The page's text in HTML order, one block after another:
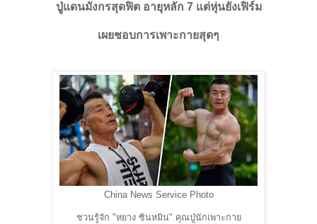
ปู่แดนมังกรสุดฟิต อายุหลัก 7 แต่หุ่นยังเฟิร์ม
เผยชอบการเพาะกายสุดๆ
China News Service Photo
ชวนรู้จัก "หยาง ซินหมิน" คุณปู่นักเพาะกาย